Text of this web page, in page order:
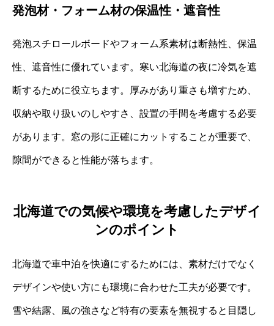
発泡材・フォーム材の保温性・遮音性
発泡スチロールボードやフォーム系素材は断熱性、保温
性、遮音性に優れています。寒い北海道の夜に冷気を遮
断するために役立ちます。厚みがあり重さも増すため、
収納や取り扱いのしやすさ、設置の手間を考慮する必要
があります。窓の形に正確にカットすることが重要で、
隙間ができると性能が落ちます。
北海道での気候や環境を考慮したデザイ
ンのポイント
北海道で車中泊を快適にするためには、素材だけでなく
デザインや使い方にも環境に合わせた工夫が必要です。
雪や結露、風の強さなど特有の要素を無視すると目隠し